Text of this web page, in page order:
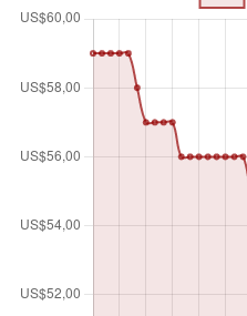
konsumsi antara barang dan
dengan jumlah pekerja
ukuran produktivitas tenaga
dalam harga konstan, yang
untuk memperhitungkan
waktu. Tahun acuan untuk
Indikator ini dinyatakan dalam
$